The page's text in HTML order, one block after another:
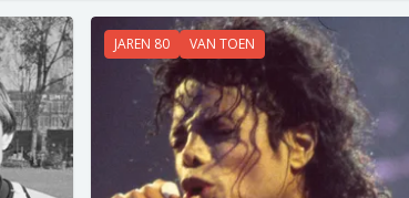
JAREN 80 VAN TOEN